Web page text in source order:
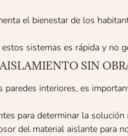
el bienestar de los
sistemas es rápida y no
SIN
interiores, es
para determinar la solución
del material aislante para